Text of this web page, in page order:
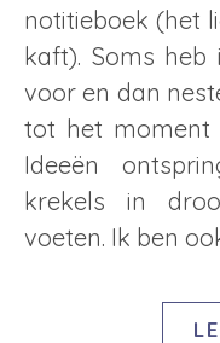
notitieboek (het
kaft). Soms
voor en dan
tot het moment
Ideeën
krekels in
voeten. Ik ben